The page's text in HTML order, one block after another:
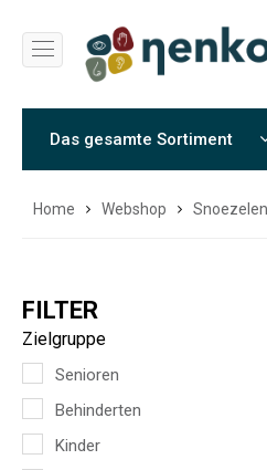
Das gesamte Sortiment
Home Webshop
FILTER
Zielgruppe
Senioren
Behinderten
Kinder